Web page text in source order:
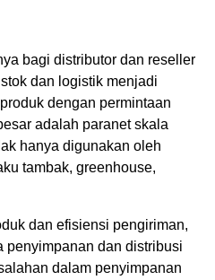
bagi distributor dan reseller
dan logistik menjadi
dengan permintaan
adalah paranet skala
hanya digunakan oleh
tambak, greenhouse,
dan efisiensi pengiriman,
penyimpanan dan distribusi
dalam penyimpanan